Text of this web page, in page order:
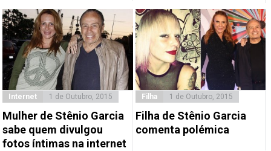
Internet 1 de Outubro, 2015
Mulher de Stênio Garcia
sabe quem divulgou
fotos íntimas na internet
Filha 1 de Outubro, 2015
Filha de Stênio Garcia
comenta polémica